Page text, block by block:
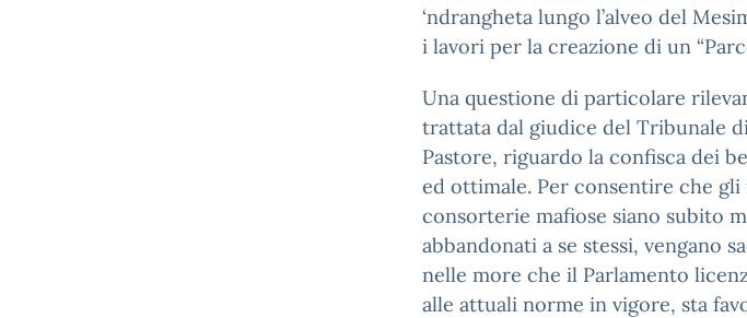
‘ndrangheta lungo l’alveo del
i lavori per la creazione di un
Una questione di particolare
trattata dal giudice del Tribunale
Pastore, riguardo la confisca dei
ed ottimale. Per consentire che
consorterie mafiose siano subito
abbandonati a se stessi, vengano
nelle more che il Parlamento
alle attuali norme in vigore, sta